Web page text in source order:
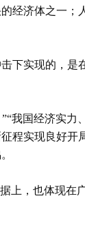
经济体之一；
下实现的，是
我国经济实
程实现良好开
上，也体现在